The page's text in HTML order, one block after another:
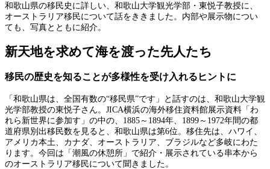
和歌山県の移民史に詳しい、和歌山大学観光学部・東悦子教授に、
オーストラリア移民について話をききました。内部や展示物につい
ても、写真とともに紹介。
新天地を求めて海を渡った先人たち
移民の歴史を知ることが多様性を受け入れるヒントに
「和歌山県は、全国有数の“移民県”です」と話すのは、和歌山大学観
光学部教授の東悦子さん。JICA横浜の海外移住資料館展示資料「わ
れら新世界に参加す」の中の、1885～1894年、1899～1972年間の都
道府県別出移民数を見ると、和歌山県は第6位。移住先は、ハワイ、
アメリカ本土、カナダ、オーストラリア、ブラジルなど多岐にわた
ります。今回は「潮風の休憩所」で紹介・展示されている串本から
のオーストラリア移民について聞きました。